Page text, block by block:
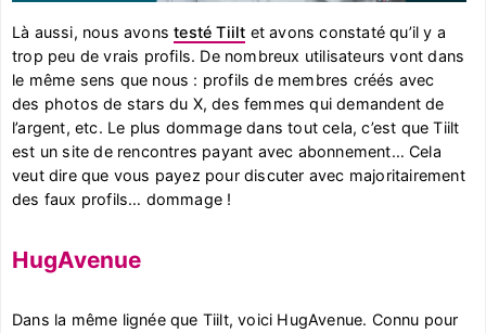
Là aussi, nous avonstesté Tiilt et avons constaté qu’il y a
trop peu de vrais profils. De nombreux utilisateurs vont dans
le même sens que nous : profils de membres créés avec
des photos de stars du X, des femmes qui demandent de
l’argent, etc. Le plus dommage dans tout cela, c’est que Tiilt
est un site de rencontres payant avec abonnement… Cela
veut dire que vous payez pour discuter avec majoritairement
des faux profils… dommage !
HugAvenue
Dans la même lignée que Tiilt, voici HugAvenue. Connu pour